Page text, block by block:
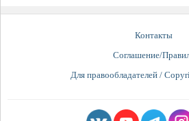
Контакты
Соглашение/
Для правообладателей /